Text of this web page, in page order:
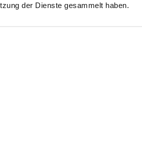
der Dienste gesammelt haben.